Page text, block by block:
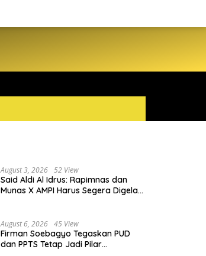
August 3, 2026 52 View
Said Aldi Al Idrus: Rapimnas dan
Munas X AMPI Harus Segera Digelar
August 6, 2026 45 View
Firman Soebagyo Tegaskan PUD
dan PPTS Tetap Jadi Pilar